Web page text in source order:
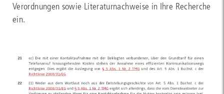
Verordnungen sowie Literaturnachweise in Ihre Recherche
ein.